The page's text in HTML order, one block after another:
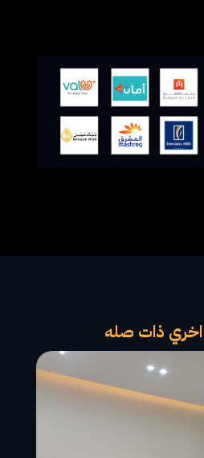
ذات صله